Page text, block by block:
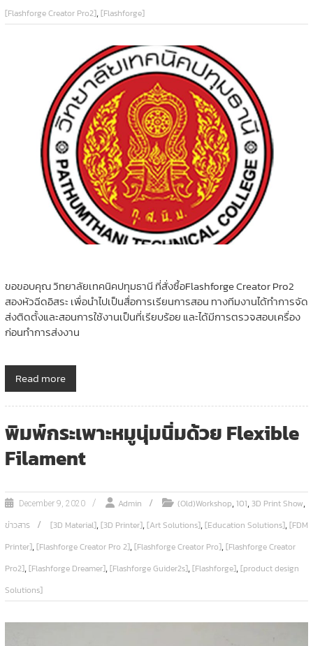
[Flashforge Creator Pro2],[Flashforge]
ขอขอบคุณ วิทยาลัยเทคนิคปทุมธานี ที่สั่งซื้อFlashforge Creator Pro2
สองหัวฉีดอิสระ เพื่อนำไปเป็นสื่อการเรียนการสอน ทางทีมงานได้ทำการจัด
ส่งติดตั้งและสอนการใช้งานเป็นที่เรียบร้อย และได้มีการตรวจสอบเครื่อง
ก่อนทำการส่งงาน
Read more
พิมพ์กระเพาะหมูนุ่มนิ่มด้วย Flexible
Filament
December 9, 2020 Admin (Old)Workshop,101,3D Print Show,
ข่าวสาร [3D Material],[3D Printer],[Art Solutions],[Education Solutions],[FDM
Printer],[Flashforge Creator Pro 2],[Flashforge Creator Pro],[Flashforge Creator
Pro2],[Flashforge Dreamer],[Flashforge Guider2s],[Flashforge],[product design
Solutions]